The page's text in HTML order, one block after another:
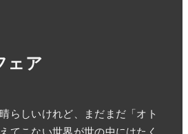
ェア
らしいけれど、まだまだ「オト
てこない世界が世の中にはたく